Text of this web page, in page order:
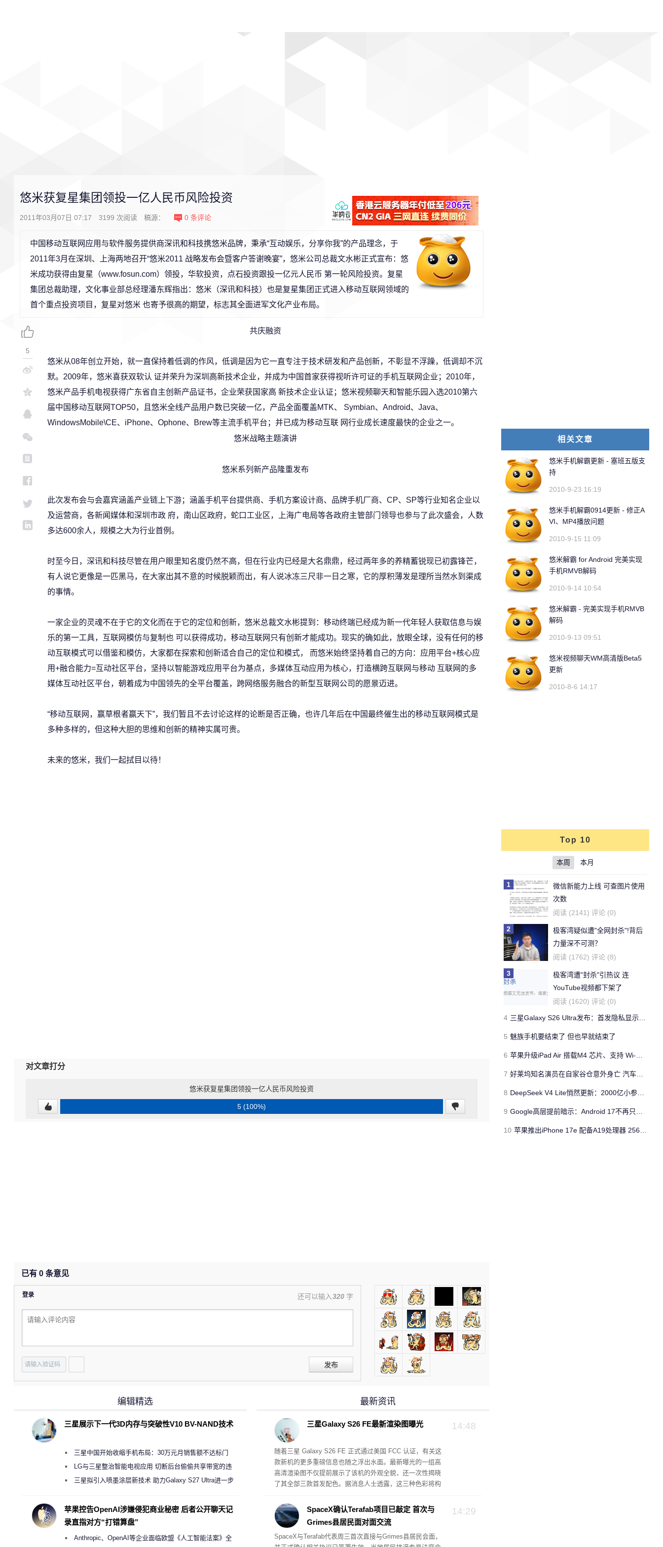
悠米获复星集团领投一亿人民币风险投资
2011年03月07日 07:17 3199 次阅读 稿源： 0 条评论
中国移动互联网应用与软件服务提供商深讯和科技携悠米品牌，秉承“互动娱乐，分享你我”的产品理念，于
2011年3月在深圳、上海两地召开“悠米2011 战略发布会暨客户答谢晚宴”，悠米公司总裁文水彬正式宣布：悠
米成功获得由复星（www.fosun.com）领投，华软投资，点石投资跟投一亿元人民币 第一轮风险投资。复星
集团总裁助理，文化事业部总经理潘东辉指出：悠米（深讯和科技）也是复星集团正式进入移动互联网领域的
首个重点投资项目，复星对悠米 也寄予很高的期望，标志其全面进军文化产业布局。
共庆融资
悠米从08年创立开始，就一直保持着低调的作风，低调是因为它一直专注于技术研发和产品创新，不彰显不浮躁，低调却不沉
默。2009年，悠米喜获双软认 证并荣升为深圳高新技术企业，并成为中国首家获得视听许可证的手机互联网企业；2010年，
悠米产品手机电视获得广东省自主创新产品证书，企业荣获国家高 新技术企业认证；悠米视频聊天和智能乐园入选2010第六
届中国移动互联网TOP50，且悠米全线产品用户数已突破一亿，产品全面覆盖MTK、 Symbian、Android、Java、
WindowsMobile\CE、iPhone、Ophone、Brew等主流手机平台；并已成为移动互联 网行业成长速度最快的企业之一。
悠米战略主题演讲
悠米系列新产品隆重发布
此次发布会与会嘉宾涵盖产业链上下游；涵盖手机平台提供商、手机方案设计商、品牌手机厂商、CP、SP等行业知名企业以
及运营商，各新闻媒体和深圳市政 府，南山区政府，蛇口工业区，上海广电局等各政府主管部门领导也参与了此次盛会，人数
多达600余人，规模之大为行业首例。
时至今日，深讯和科技尽管在用户眼里知名度仍然不高，但在行业内已经是大名鼎鼎，经过两年多的养精蓄锐现已初露锋芒，
有人说它更像是一匹黑马，在大家出其不意的时候脱颖而出，有人说冰冻三尺非一日之寒，它的厚积薄发是理所当然水到渠成
的事情。
一家企业的灵魂不在于它的文化而在于它的定位和创新，悠米总裁文水彬提到：移动终端已经成为新一代年轻人获取信息与娱
乐的第一工具，互联网模仿与复制也 可以获得成功，移动互联网只有创新才能成功。现实的确如此，放眼全球，没有任何的移
动互联模式可以借鉴和模仿，大家都在探索和创新适合自己的定位和模式， 而悠米始终坚持着自己的方向：应用平台+核心应
用+融合能力=互动社区平台，坚持以智能游戏应用平台为基点，多媒体互动应用为核心，打造横跨互联网与移动 互联网的多
媒体互动社区平台，朝着成为中国领先的全平台覆盖，跨网络服务融合的新型互联网公司的愿景迈进。
“移动互联网，赢草根者赢天下”，我们暂且不去讨论这样的论断是否正确，也许几年后在中国最终催生出的移动互联网模式是
多种多样的，但这种大胆的思维和创新的精神实属可贵。
未来的悠米，我们一起拭目以待！
5
对文章打分
悠米获复星集团领投一亿人民币风险投资
5 (100%)
已有 0 条意见
登录 还可以输入320 字
发布
最新资讯
14:48
三星Galaxy S26 FE最新渲染图曝光
随着三星 Galaxy S26 FE 正式通过美国 FCC 认证，有关这
款新机的更多重磅信息也随之浮出水面。最新曝光的一组高
高清渲染图不仅提前展示了该机的外观全貌，还一次性揭晓
了其全部三款首发配色。据消息人士透露，这三种色彩将构
14:29
SpaceX确认Terafab项目已敲定 首次与
Grimes县居民面对面交流
SpaceX与Terafab代表周三首次直接与Grimes县居民会面，
编辑精选
三星展示下一代3D内存与突破性V10 BV-NAND技术
三星中国开始收缩手机布局：30万元月销售额不达标门
店 将被逐步清退
LG与三星整治智能电视应用 切断后台偷偷共享带宽的违
规行为三星拟引入喷墨涂层新技术 助力Galaxy S27 Ultra进一步
苹果控告OpenAI涉嫌侵犯商业秘密 后者公开聊天记
录直指对方“打错算盘”
Anthropic、OpenAI等企业面临欧盟《人工智能法案》全
相关文章
悠米手机解霸更新 - 塞班五版支
持
2010-9-23 16:19
悠米手机解霸0914更新 - 修正A
VI、MP4播放问题
2010-9-15 11:09
悠米解霸 for Android 完美实现
手机RMVB解码
2010-9-14 10:54
悠米解霸 - 完美实现手机RMVB
解码
2010-9-13 09:51
悠米视频聊天WM高清版Beta5
更新
2010-8-6 14:17
Top 10
本周 本月
1
微信新能力上线 可查图片使用
次数
阅读 (2141) 评论 (0)
2
极客湾疑似遭"全网封杀"!背后
力量深不可测？
阅读 (1762) 评论 (8)
3
极客湾遭"封杀"引热议 连
YouTube视频都下架了
阅读 (1620) 评论 (0)
4 三星Galaxy S26 Ultra发布：首发隐私显示屏、骁龙 8 Elite Gen 5与60W闪充
5 魅族手机要结束了 但也早就结束了
6 苹果升级iPad Air 搭载M4 芯片、支持 Wi‑Fi 7 售价不变
7 好莱坞知名演员在自家谷仓意外身亡 汽车搭电时突然自燃
8 DeepSeek V4 Lite悄然更新：2000亿小参数性能逼近美国顶流
9 Google高层提前暗示：Android 17不再只是操作系统
10 苹果推出iPhone 17e 配备A19处理器 256GB容量起步 刘海屏依旧